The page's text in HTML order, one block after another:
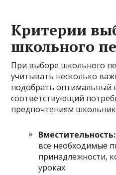
Критерии
школьного
При выборе школьного
учитывать несколько
подобрать оптимальный
соответствующий
предпочтениям
Вместительность:
все необходимые
принадлежности,
уроках.